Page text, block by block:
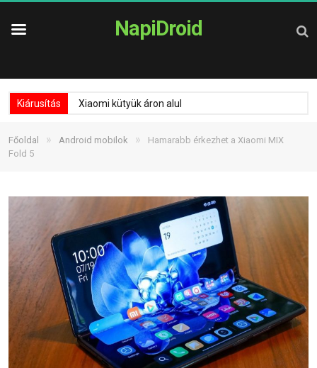
NapiDroid
Kiárusítás Xiaomi kütyük áron alul
Főoldal » Android mobilok »
Hamarabb érkezhet a Xiaomi MIX
Fold 5